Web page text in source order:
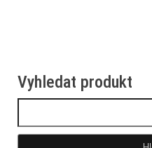
Vyhledat produkt